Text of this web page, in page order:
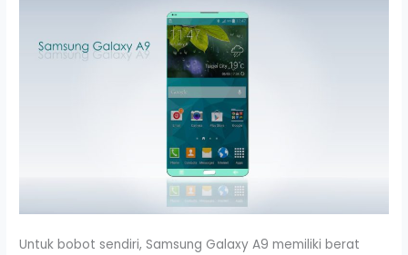
Untuk bobot sendiri, Samsung Galaxy A9 memiliki berat